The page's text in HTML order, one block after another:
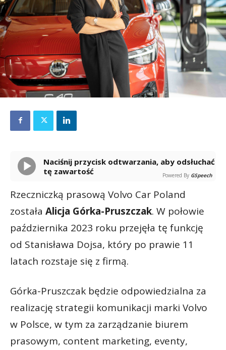
Naciśnij przycisk odtwarzania, aby odsłuchać
tę zawartość
Powered By GSpeech
Rzeczniczką prasową Volvo Car Poland
została Alicja Górka-Pruszczak. W połowie
października 2023 roku przejęła tę funkcję
od Stanisława Dojsa, który po prawie 11
latach rozstaje się z firmą.
Górka-Pruszczak będzie odpowiedzialna za
realizację strategii komunikacji marki Volvo
w Polsce, w tym za zarządzanie biurem
prasowym, content marketing, eventy,